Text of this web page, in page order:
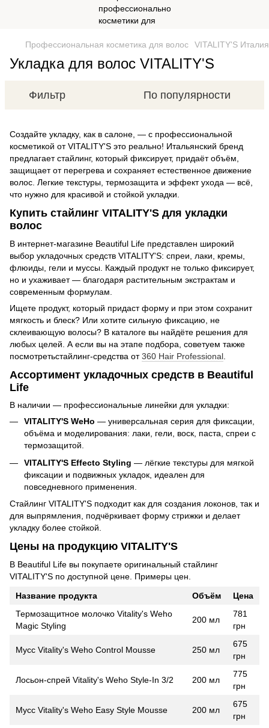
Профессиональная косметика для волос VITALITY'S Италия
Укладка для волос VITALITY'S
Фильтр По популярности
Создайте укладку, как в салоне, — с профессиональной
косметикой от VITALITY'S это реально! Итальянский бренд
предлагает стайлинг, который фиксирует, придаёт объём,
защищает от перегрева и сохраняет естественное движение
волос. Легкие текстуры, термозащита и эффект ухода — всё,
что нужно для красивой и стойкой укладки.
Купить стайлинг VITALITY'S для укладки
волос
В интернет-магазине Beautiful Life представлен широкий
выбор укладочных средств VITALITY'S: спреи, лаки, кремы,
флюиды, гели и муссы. Каждый продукт не только фиксирует,
но и ухаживает — благодаря растительным экстрактам и
современным формулам.
Ищете продукт, который придаст форму и при этом сохранит
мягкость и блеск? Или хотите сильную фиксацию, не
склеивающую волосы? В каталоге вы найдёте решения для
любых целей. А если вы на этапе подбора, советуем также
посмотретьстайлинг-средства от360 Hair Professional
Ассортимент укладочных средств в Beautiful
Life
В наличии — профессиональные линейки для укладки:
VITALITY'S WeHo — универсальная серия для фиксации,
объёма и моделирования: лаки, гели, воск, паста, спреи с
термозащитой.
VITALITY'S Effecto Styling — лёгкие текстуры для мягкой
фиксации и подвижных укладок, идеален для
повседневного применения.
Стайлинг VITALITY'S подходит как для создания локонов, так и
для выпрямления, подчёркивает форму стрижки и делает
укладку более стойкой.
Цены на продукцию VITALITY'S
В Beautiful Life вы покупаете оригинальный стайлинг
VITALITY'S по доступной цене. Примеры цен.
Название продукта
Объём
Цена
Термозащитное молочко Vitality's Weho
Magic Styling
200 мл
781
грн
Мусс Vitality's Weho Control Mousse 250 мл
675
грн
Лосьон-спрей Vitality's Weho Style-In 3/2 200 мл
775
грн
Мусс Vitality's Weho Easy Style Mousse 200 мл
675
грн